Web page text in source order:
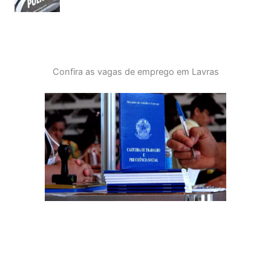
Confira as vagas de emprego em Lavras